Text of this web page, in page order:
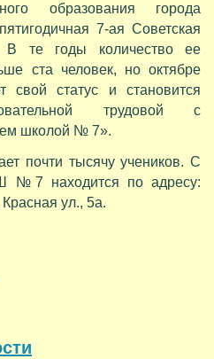
образования города
7-ая Советская
В те годы количество ее
ста человек, но октябре
свой статус и становится
трудовой с
школой № 7».
почти тысячу учеников. С
№7 находится по адресу:
ул., 5а.